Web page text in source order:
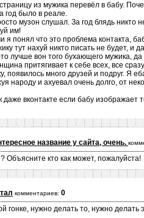
из мужика перевёл в бабу.
год было в реале.
музон слушал. За год блядь никто
им!
понял что это проблема контакта,
тут нахуй никто писать не будет, и
лучше вон того бухающего мужика,
притягивает к себе всех, все
появилось много друзей и подруг. Я
народу и ахуевал очень долго, от
вконтакте если бабу изображает
название у сайта, очень.
Объясните кто как может, пожалуйста!
комментариев: 0
гонке, нужно делать то, нужно